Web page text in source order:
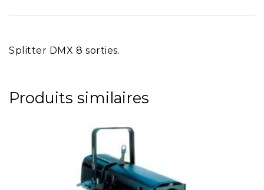
Splitter DMX 8 sorties.
Produits similaires